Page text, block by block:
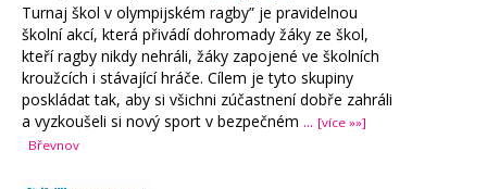
Turnaj škol v olympijském ragby” je pravidelnou
školní akcí, která přivádí dohromady žáky ze škol,
kteří ragby nikdy nehráli, žáky zapojené ve školních
kroužcích i stávající hráče. Cílem je tyto skupiny
poskládat tak, aby si všichni zúčastnení dobře zahráli
a vyzkoušeli si nový sport v bezpečném ... [více »»]
Břevnov